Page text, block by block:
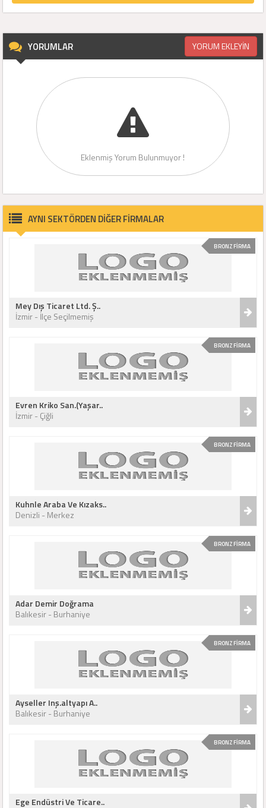
YORUMLAR YORUM EKLEYİN
Eklenmiş Yorum Bulunmuyor !
AYNI SEKTÖRDEN DİĞER FİRMALAR
BRONZ FİRMA
Mey Dış Ticaret Ltd. Ş..
İzmir - İlçe Seçilmemiş
BRONZ FİRMA
Evren Kriko San.(Yaşar..
İzmir - Çiğli
BRONZ FİRMA
Kuhnle Araba Ve Kızaks..
Denizli - Merkez
BRONZ FİRMA
Adar Demir Doğrama
Balıkesir - Burhaniye
BRONZ FİRMA
Ayseller Inş.altyapı A..
Balıkesir - Burhaniye
BRONZ FİRMA
Ege Endüstri Ve Ticare..